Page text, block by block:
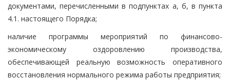
документами, перечисленными в подпунктах а, б, в пункта
4.1. настоящего Порядка;
наличие программы мероприятий по финансово-
экономическому оздоровлению производства,
обеспечивающей реальную возможность оперативного
восстановления нормального режима работы предприятия;